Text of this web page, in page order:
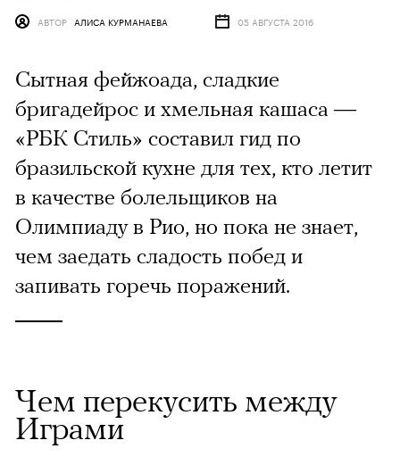
АВТОР АЛИСА КУРМАНАЕВА 05 АВГУСТА 2016
Сытная фейжоада, сладкие
бригадейрос и хмельная кашаса —
«РБК Стиль» составил гид по
бразильской кухне для тех, кто летит
в качестве болельщиков на
Олимпиаду в Рио, но пока не знает,
чем заедать сладость побед и
запивать горечь поражений.
Чем перекусить между
Играми